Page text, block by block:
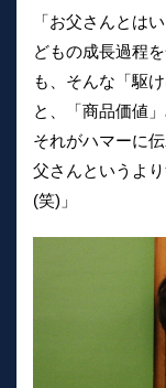
「お父さんとは
どもの成長過程
も、そんな「駆
と、「商品価値
それがハマーに
父さんというよ
(笑)」